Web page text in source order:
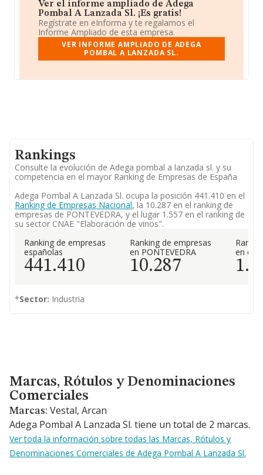
Ver el informe ampliado de Adega
Pombal A Lanzada Sl. ¡Es gratis!
Regístrate en eInforma y te regalamos el
Informe Ampliado de esta empresa.
VER INFORME AMPLIADO DE ADEGA
POMBAL A LANZADA SL.
Rankings
Consulte la evolución de Adega pombal a lanzada sl. y su
competencia en el mayor Ranking de Empresas de España
Adega Pombal A Lanzada Sl. ocupa la posición 441.410 en el
Ranking de Empresas Nacional, la 10.287 en el ranking de
empresas de PONTEVEDRA, y el lugar 1.557 en el ranking de
su sector CNAE "Elaboración de vinos".
Ranking de empresas
españolas
441.410
Ranking de empresas
en PONTEVEDRA
10.287
en el
*Sector: Industria
Marcas, Rótulos y Denominaciones Comerciales
Marcas, Rótulos y Denominaciones
Comerciales
Marcas: Vestal, Arcan
Adega Pombal A Lanzada Sl. tiene un total de 2 marcas.
Ver toda la información sobre todas las Marcas, Rótulos y
Denominaciones Comerciales de Adega Pombal A Lanzada Sl.